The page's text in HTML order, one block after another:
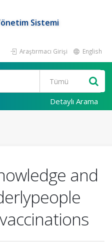
Sistemi
Araştırmacı Girişi English
Detaylı Arama
and